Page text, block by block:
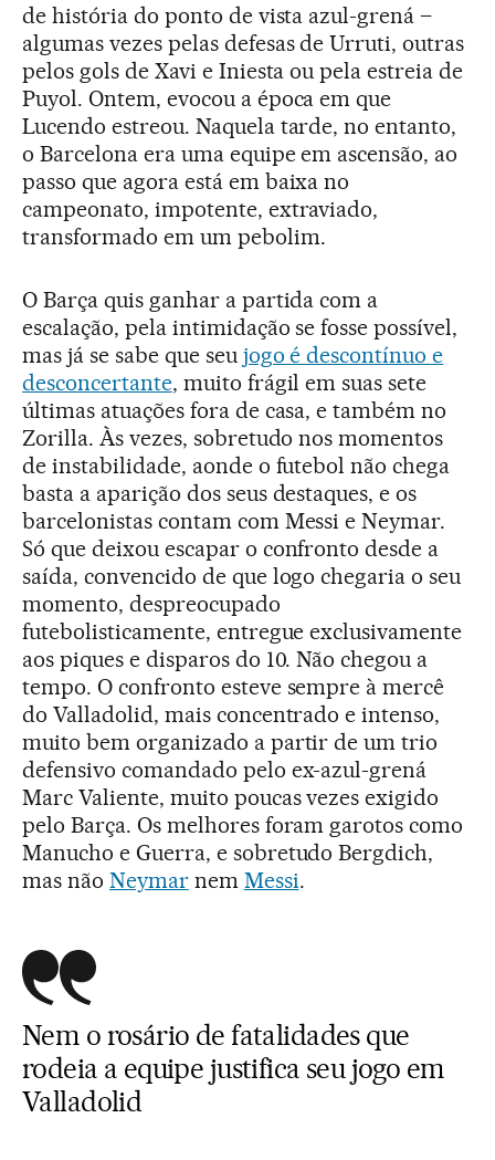
de história do ponto de vista azul-grená –
algumas vezes pelas defesas de Urruti, outras
pelos gols de Xavi e Iniesta ou pela estreia de
Puyol. Ontem, evocou a época em que
Lucendo estreou. Naquela tarde, no entanto,
o Barcelona era uma equipe em ascensão, ao
passo que agora está em baixa no
campeonato, impotente, extraviado,
transformado em um pebolim.
O Barça quis ganhar a partida com a
escalação, pela intimidação se fosse possível,
mas já se sabe que seu jogo é descontínuo e
desconcertante, muito frágil em suas sete
últimas atuações fora de casa, e também no
Zorilla. Às vezes, sobretudo nos momentos
de instabilidade, aonde o futebol não chega
basta a aparição dos seus destaques, e os
barcelonistas contam com Messi e Neymar.
Só que deixou escapar o confronto desde a
saída, convencido de que logo chegaria o seu
momento, despreocupado
futebolisticamente, entregue exclusivamente
aos piques e disparos do 10. Não chegou a
tempo. O confronto esteve sempre à mercê
do Valladolid, mais concentrado e intenso,
muito bem organizado a partir de um trio
defensivo comandado pelo ex-azul-grená
Marc Valiente, muito poucas vezes exigido
pelo Barça. Os melhores foram garotos como
Manucho e Guerra, e sobretudo Bergdich,
mas não Neymarnem Messi.
Nem o rosário de fatalidades que
rodeia a equipe justifica seu jogo em
Valladolid